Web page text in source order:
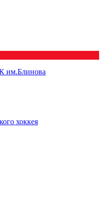
им.Блинова
хоккея